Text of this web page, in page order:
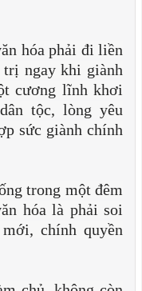
hóa phải đi liền
trị ngay khi giành
cương lĩnh khơi
tộc, lòng yêu
sức giành chính
trong một đêm
hóa là phải soi
chính quyền